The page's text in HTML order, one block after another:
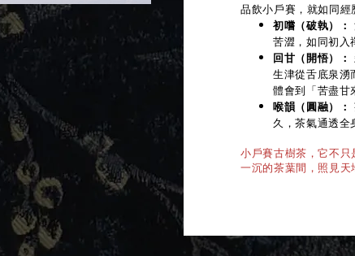
品飲小戶賽，就如同經
初嚐（破執）：
苦澀，如同初入
回甘（開悟）：
生津從舌底泉湧
體會到「苦盡甘
喉韻（圓融）：
久，茶氣通透全
小戶賽古樹茶，它不
一沉的茶葉間，照見天